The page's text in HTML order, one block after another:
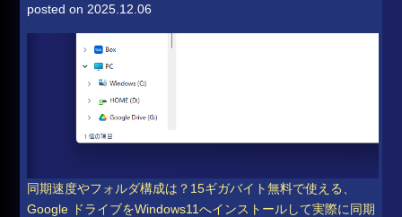
posted on 2025.12.06
同期速度やフォルダ構成は？15ギガバイト無料で使える、
Google ドライブをWindows11へインストールして実際に同期